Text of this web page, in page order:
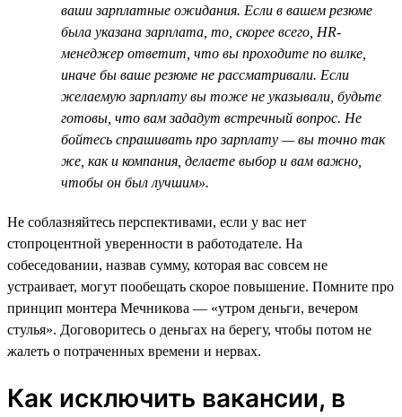
ваши зарплатные ожидания. Если в вашем резюме
была указана зарплата, то, скорее всего, HR-
менеджер ответит, что вы проходите по вилке,
иначе бы ваше резюме не рассматривали. Если
желаемую зарплату вы тоже не указывали, будьте
готовы, что вам зададут встречный вопрос. Не
бойтесь спрашивать про зарплату — вы точно так
же, как и компания, делаете выбор и вам важно,
чтобы он был лучшим».
Не соблазняйтесь перспективами, если у вас нет
стопроцентной уверенности в работодателе. На
собеседовании, назвав сумму, которая вас совсем не
устраивает, могут пообещать скорое повышение. Помните про
принцип монтера Мечникова — «утром деньги, вечером
стулья». Договоритесь о деньгах на берегу, чтобы потом не
жалеть о потраченных времени и нервах.
Как исключить вакансии, в